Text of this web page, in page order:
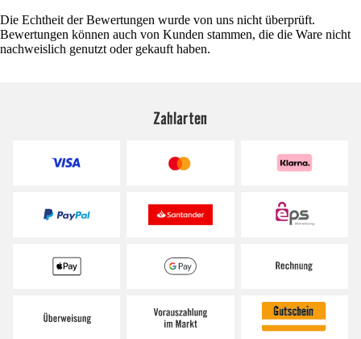
Die Echtheit der Bewertungen wurde von uns nicht überprüft.
Bewertungen können auch von Kunden stammen, die die Ware nicht
nachweislich genutzt oder gekauft haben.
Zahlarten